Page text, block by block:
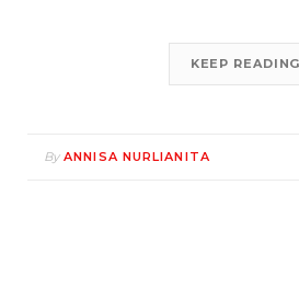
KEEP READING
By ANNISA NURLIANITA